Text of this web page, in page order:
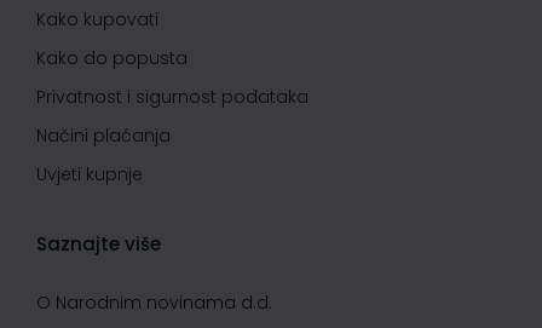
Kako kupovati
Kako do popusta
Privatnost i sigurnost podataka
Načini plaćanja
Uvjeti kupnje
Saznajte više
O Narodnim novinama d.d.